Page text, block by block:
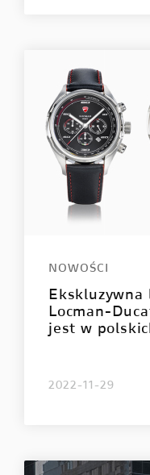
NOWOŚCI
Ekskluzywna
Locman-
jest w
2022-11-29